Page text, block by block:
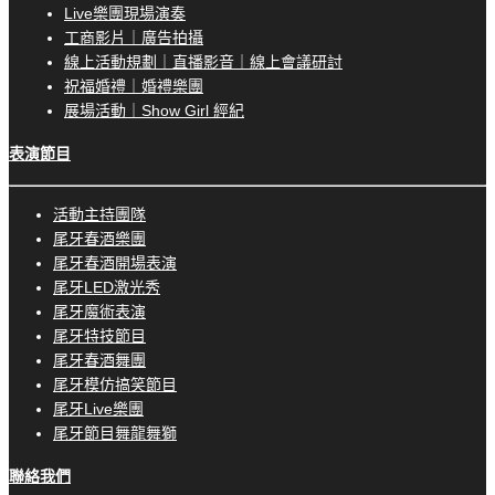
Live樂團現場演奏
工商影片｜廣告拍攝
線上活動規劃｜直播影音｜線上會議研討
祝福婚禮｜婚禮樂團
展場活動｜Show Girl 經紀
表演節目
活動主持團隊
尾牙春酒樂團
尾牙春酒開場表演
尾牙LED激光秀
尾牙魔術表演
尾牙特技節目
尾牙春酒舞團
尾牙模仿搞笑節目
尾牙Live樂團
尾牙節目舞龍舞獅
聯絡我們